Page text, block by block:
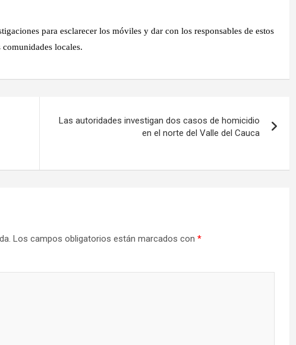
para esclarecer los móviles y dar con los responsables de estos
locales.
Las autoridades investigan dos casos de homicidio
en el norte del Valle del Cauca
Los campos obligatorios están marcados con *